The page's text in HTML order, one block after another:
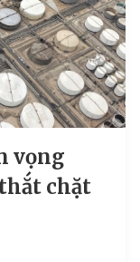
vọng
chặt